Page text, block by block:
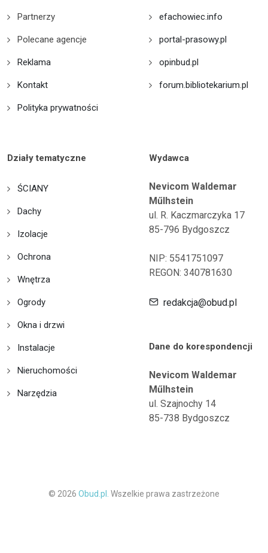
Partnerzy
Polecane agencje
Reklama
Kontakt
Polityka prywatności
efachowiec.info
portal-prasowy.pl
opinbud.pl
forum.bibliotekarium.pl
Działy tematyczne
ŚCIANY
Dachy
Izolacje
Ochrona
Wnętrza
Ogrody
Okna i drzwi
Instalacje
Nieruchomości
Narzędzia
Wydawca
Nevicom Waldemar
Műlhstein
ul. R. Kaczmarczyka 17
85-796 Bydgoszcz
NIP: 5541751097
REGON: 340781630
redakcja@obud.pl
Dane do korespondencji
Nevicom Waldemar
Műlhstein
ul. Szajnochy 14
85-738 Bydgoszcz
© 2026 Obud.pl. Wszelkie prawa zastrzeżone